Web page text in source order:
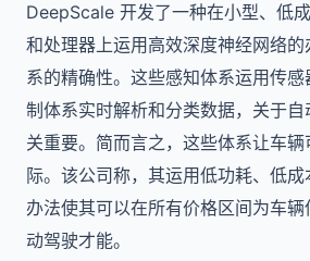
DeepScale 开发了一种在小型、低
和处理器上运用高效深度神经网络
系的精确性。这些感知体系运用传
制体系实时解析和分类数据，关于
关重要。简而言之，这些体系让车
际。该公司称，其运用低功耗、低
办法使其可以在所有价格区间为车
动驾驶才能。